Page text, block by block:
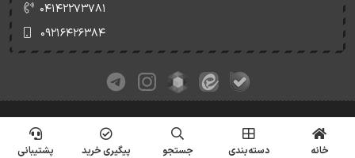
۰۴۱۴۲۲۷۳۷۸۱
۰۹۲۱۶۴۲۶۳۸۴
کلیه حقوق این وبسایت متعلق به ایران عرضه می‌باشد.
© Copyrights - IranArze.ir - 1405
خانه دسته‌بندی جستجو پیگیری خرید پشتیبانی